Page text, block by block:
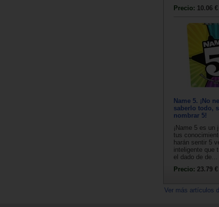
Precio: 10.06 €
Name 5. ¡No
saberlo todo,
nombrar 5!
¡Name 5 es un
tus
harán sentir 5
inteligente que
el dado de de...
Precio: 23.79 €
Ver más artículos